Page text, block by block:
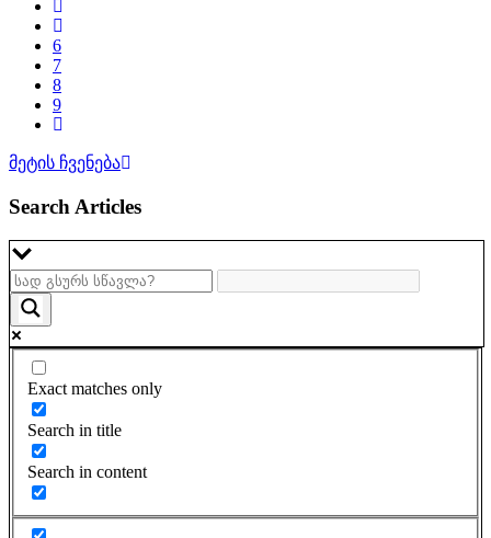
მცხოვრები საქართველოს მოქალაქეების მიერ
წარდგენილი ის პროექტები,...
6
7
8
9
მეტის ჩვენება
Search Articles
Exact matches only
Search in title
Search in content